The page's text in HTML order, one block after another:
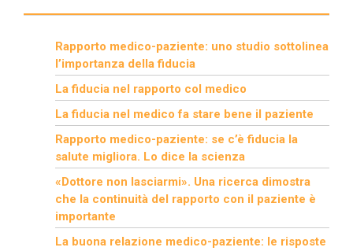
Rapporto medico-paziente: uno studio sottolinea
l’importanza della fiducia
La fiducia nel rapporto col medico
La fiducia nel medico fa stare bene il paziente
Rapporto medico-paziente: se c’è fiducia la
salute migliora. Lo dice la scienza
«Dottore non lasciarmi». Una ricerca dimostra
che la continuità del rapporto con il paziente è
importante
La buona relazione medico-paziente: le risposte